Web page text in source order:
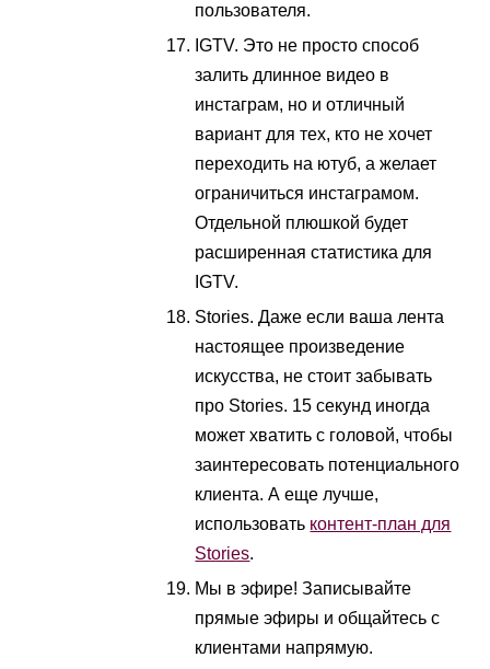
пользователя.
IGTV. Это не просто способ
залить длинное видео в
инстаграм, но и отличный
вариант для тех, кто не хочет
переходить на ютуб, а желает
ограничиться инстаграмом.
Отдельной плюшкой будет
расширенная статистика для
IGTV.
Stories. Даже если ваша лента
настоящее произведение
искусства, не стоит забывать
про Stories. 15 секунд иногда
может хватить с головой, чтобы
заинтересовать потенциального
клиента. А еще лучше,
использовать контент-план для
Stories.
Мы в эфире! Записывайте
прямые эфиры и общайтесь с
клиентами напрямую.